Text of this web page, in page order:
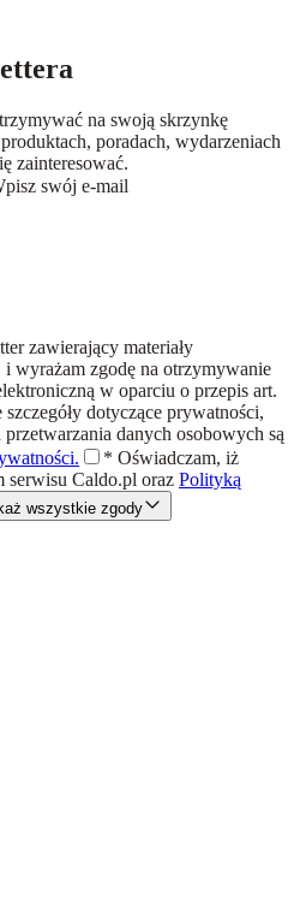
na swoją skrzynkę
poradach, wydarzeniach
zainteresować.
swój e-mail
zawierający materiały
wyrażam zgodę na otrzymywanie
w oparciu o przepis art.
dotyczące prywatności,
danych osobowych są
* Oświadczam, iż
serwisu Caldo.pl oraz Polityką
wszystkie zgody